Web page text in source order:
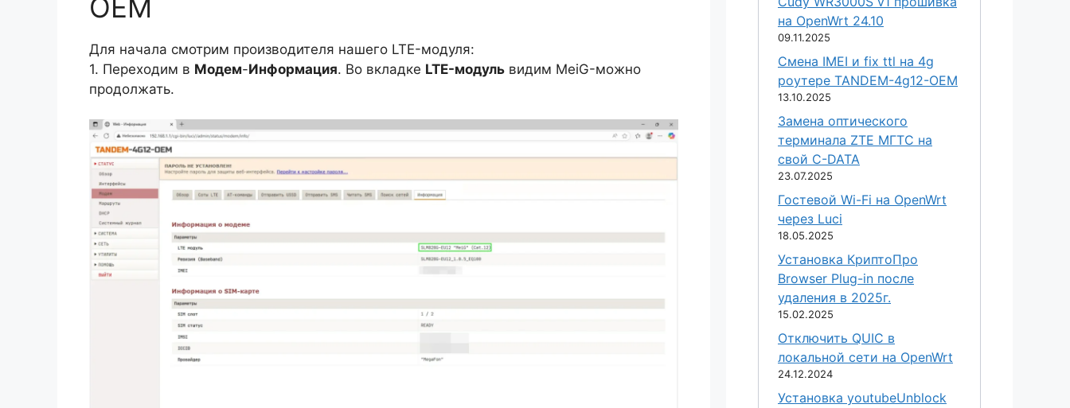
OEM
Для начала смотрим производителя нашего LTE-модуля:
1. Переходим в Модем-Информация. Во вкладке LTE-модуль видим MeiG-можно
продолжать.
на OpenWrt 24.10
09.11.2025
Смена IMEI и fix ttl на 4g
роутере TANDEM-4g12-OEM
13.10.2025
Замена оптического
терминала ZTE МГТС на
свой C-DATA
23.07.2025
Гостевой Wi-Fi на OpenWrt
через Luci
18.05.2025
Установка КриптоПро
Browser Plug-in после
удаления в 2025г.
15.02.2025
Отключить QUIC в
локальной сети на OpenWrt
24.12.2024
Установка youtubeUnblock